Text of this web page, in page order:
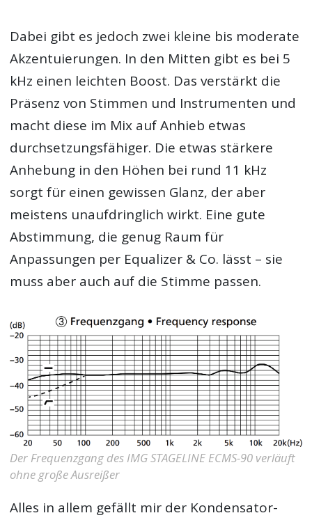
Dabei gibt es jedoch zwei kleine bis moderate
Akzentuierungen. In den Mitten gibt es bei 5
kHz einen leichten Boost. Das verstärkt die
Präsenz von Stimmen und Instrumenten und
macht diese im Mix auf Anhieb etwas
durchsetzungsfähiger. Die etwas stärkere
Anhebung in den Höhen bei rund 11 kHz
sorgt für einen gewissen Glanz, der aber
meistens unaufdringlich wirkt. Eine gute
Abstimmung, die genug Raum für
Anpassungen per Equalizer & Co. lässt – sie
muss aber auch auf die Stimme passen.
Der Frequenzgang des IMG STAGELINE ECMS-90 verläuft
ohne große Ausreißer
Alles in allem gefällt mir der Kondensator-